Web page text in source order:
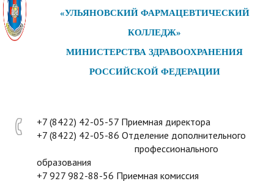
«УЛЬЯНОВСКИЙ ФАРМАЦЕВТИЧЕСКИЙ
КОЛЛЕДЖ»
МИНИСТЕРСТВА ЗДРАВООХРАНЕНИЯ
РОССИЙСКОЙ ФЕДЕРАЦИИ
+7 (8422) 42-05-57 Приемная директора
+7 (8422) 42-05-86 Отделение дополнительного
профессионального
образования
+7 927 982-88-56 Приемная комиссия